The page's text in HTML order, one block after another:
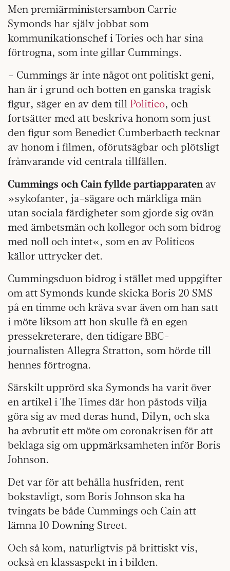
Men premiärministersambon Carrie
Symonds har själv jobbat som
kommunikationschef i Tories och har sina
förtrogna, som inte gillar Cummings.
– Cummings är inte något ont politiskt geni,
han är i grund och botten en ganska tragisk
figur, säger en av dem till Politico, och
fortsätter med att beskriva honom som just
den figur som Benedict Cumberbacth tecknar
av honom i filmen, oförutsägbar och plötsligt
frånvarande vid centrala tillfällen.
Cummings och Cain fyllde partiapparaten av
»sykofanter, ja-sägare och märkliga män
utan sociala färdigheter som gjorde sig ovän
med ämbetsmän och kollegor och som bidrog
med noll och intet«, som en av Politicos
källor uttrycker det.
Cummingsduon bidrog i stället med uppgifter
om att Symonds kunde skicka Boris 20 SMS
på en timme och kräva svar även om han satt
i möte liksom att hon skulle få en egen
pressekreterare, den tidigare BBC-
journalisten Allegra Stratton, som hörde till
hennes förtrogna.
Särskilt upprörd ska Symonds ha varit över
en artikel i The Times där hon påstods vilja
göra sig av med deras hund, Dilyn, och ska
ha avbrutit ett möte om coronakrisen för att
beklaga sig om uppmärksamheten inför Boris
Johnson.
Det var för att behålla husfriden, rent
bokstavligt, som Boris Johnson ska ha
tvingats be både Cummings och Cain att
lämna 10 Downing Street.
Och så kom, naturligtvis på brittiskt vis,
också en klassaspekt in i bilden.